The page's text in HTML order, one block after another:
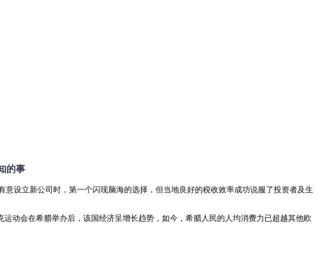
的事
设立新公司时，第一个闪现脑海的选择，但当地良好的税收效率成功说服了投资者及生
动会在希腊举办后，该国经济呈增长趋势，如今，希腊人民的人均消费力已超越其他欧